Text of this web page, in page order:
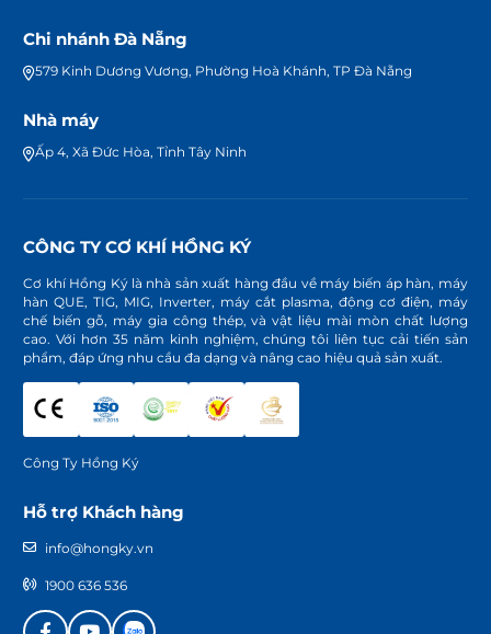
Chi nhánh Đà Nẵng
579 Kinh Dương Vương, Phường Hoà Khánh, TP Đà Nẵng
Nhà máy
Ấp 4, Xã Đức Hòa, Tỉnh Tây Ninh
CÔNG TY CƠ KHÍ HỒNG KÝ
Cơ khí Hồng Ký là nhà sản xuất hàng đầu về máy biến áp hàn, máy
hàn QUE, TIG, MIG, Inverter, máy cắt plasma, động cơ điện, máy
chế biến gỗ, máy gia công thép, và vật liệu mài mòn chất lượng
cao. Với hơn 35 năm kinh nghiệm, chúng tôi liên tục cải tiến sản
phẩm, đáp ứng nhu cầu đa dạng và nâng cao hiệu quả sản xuất.
Công Ty Hồng Ký
Hỗ trợ Khách hàng
info@hongky.vn
1900 636 536